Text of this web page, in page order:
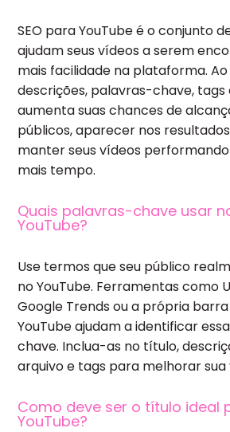
SEO para YouTube é o conjunto
ajudam seus vídeos a serem
mais facilidade na plataforma.
descrições, palavras-chave, tags
aumenta suas chances de
públicos, aparecer nos
manter seus vídeos
mais tempo.
Quais palavras-chave usar
YouTube?
Use termos que seu público
no YouTube. Ferramentas como
Google Trends ou a própria
YouTube ajudam a identificar
chave. Inclua-as no título,
arquivo e tags para melhorar sua
Como deve ser o título ideal
YouTube?